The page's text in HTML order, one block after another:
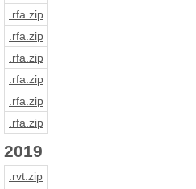
.rfa .zip
.rfa .zip
.rfa .zip
.rfa .zip
.rfa .zip
.rfa .zip
2019
.rvt .zip